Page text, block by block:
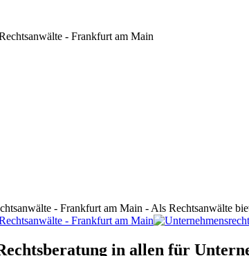
- Frankfurt am Main - Als Rechtsanwälte
in allen für